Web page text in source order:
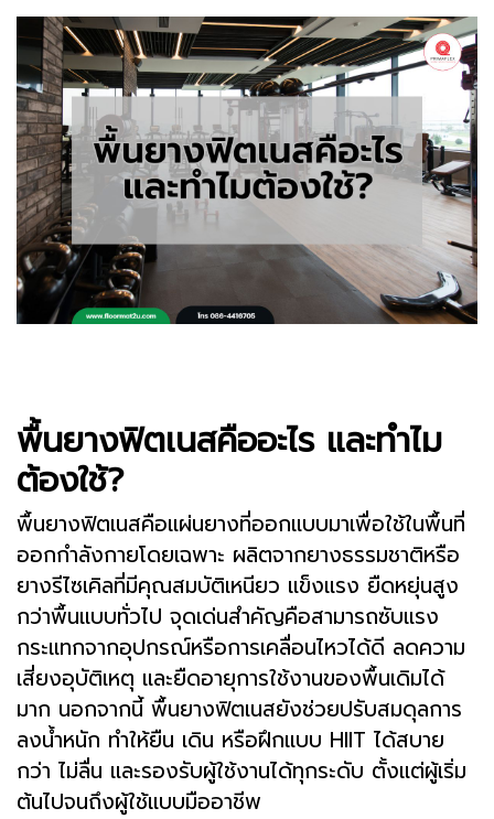
พื้นยางฟิตเนสคืออะไร และทำไม
ต้องใช้?
พื้นยางฟิตเนสคือแผ่นยางที่ออกแบบมาเพื่อใช้ในพื้นที่
ออกกำลังกายโดยเฉพาะ ผลิตจากยางธรรมชาติหรือ
ยางรีไซเคิลที่มีคุณสมบัติเหนียว แข็งแรง ยืดหยุ่นสูง
กว่าพื้นแบบทั่วไป จุดเด่นสำคัญคือสามารถซับแรง
กระแทกจากอุปกรณ์หรือการเคลื่อนไหวได้ดี ลดความ
เสี่ยงอุบัติเหตุ และยืดอายุการใช้งานของพื้นเดิมได้
มาก นอกจากนี้ พื้นยางฟิตเนสยังช่วยปรับสมดุลการ
ลงน้ำหนัก ทำให้ยืน เดิน หรือฝึกแบบ HIIT ได้สบาย
กว่า ไม่ลื่น และรองรับผู้ใช้งานได้ทุกระดับ ตั้งแต่ผู้เริ่ม
ต้นไปจนถึงผู้ใช้แบบมืออาชีพ